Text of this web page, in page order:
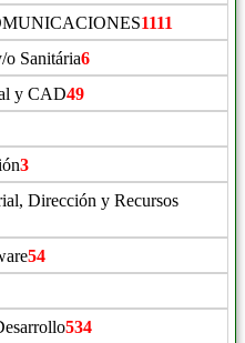
1111
Sanitária6
y CAD49
3
Dirección y Recursos
54
534